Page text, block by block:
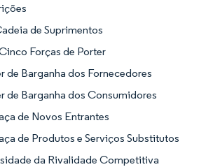
de Suprimentos
Forças de Porter
de Barganha dos Fornecedores
de Barganha dos Consumidores
de Novos Entrantes
de Produtos e Serviços Substitutos
da Rivalidade Competitiva